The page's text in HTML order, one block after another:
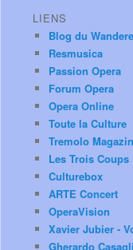
LIENS
Blog du
Resmusica
Passion Opera
Forum Opera
Opera Online
Toute la Culture
Tremolo
Les Trois Coups
Culturebox
ARTE Concert
OperaVision
Xavier Jubier -
Gherardo